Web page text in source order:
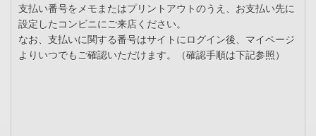
支払い番号をメモまたはプリントアウトのうえ、お支払い先に
設定したコンビニにご来店ください。
なお、支払いに関する番号はサイトにログイン後、マイページ
よりいつでもご確認いただけます。（確認手順は下記参照）